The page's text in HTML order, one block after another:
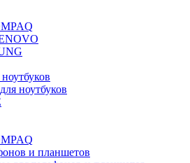
ноутбуков
и планшетов